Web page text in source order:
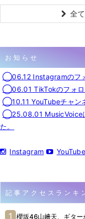
全
お知らせ
◯06.12 Instagramのフ
◯06.01 TikTokのフォロ
◯10.11 YouTubeチャン
◯25.08.01 MusicVoice
た。
Instagram YouTube
記事アクセスランキ
櫻坂46山﨑天、ギター